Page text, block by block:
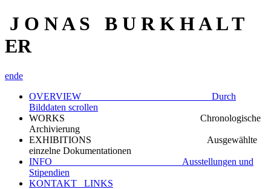
J O N A S B U R K H A L T
ER
ende
OVERVIEW Durch
Bilddaten scrollen
WORKS Chronologische
Archivierung
EXHIBITIONS Ausgewählte
einzelne Dokumentationen
INFO Ausstellungen und
Stipendien
KONTAKT_ LINKS